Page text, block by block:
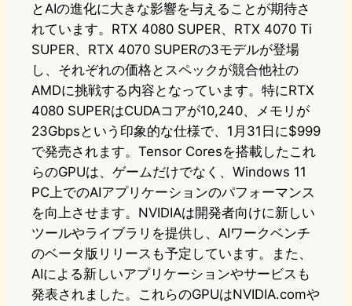
d
o
n
k
y
o
o
k
a
とAIの進化に大きな影響を与えることが期待さ
れています。RTX 4080 SUPER、RTX 4070 Ti
SUPER、RTX 4070 SUPERの3モデルが登場
し、それぞれの価格とスペックが競合他社の
AMDに挑戦する内容となっています。特にRTX
4080 SUPERはCUDAコアが10,240、メモリが
23Gbpsという印象的な仕様で、1月31日に$999
で発売されます。Tensor Coresを搭載したこれ
らのGPUは、ゲームだけでなく、Windows 11
PC上でのAIアプリケーションのパフォーマンス
を向上させます。NVIDIAは開発者向けに新しい
ツールやライブラリを提供し、AIワークベンチ
のベータ版リリースも予定しています。また、
AIによる新しいアプリケーションやサービスも
発表されました。これらのGPUはNVIDIA.comや